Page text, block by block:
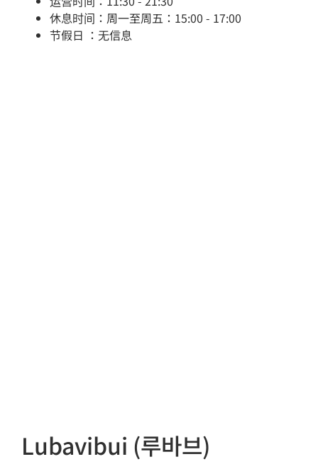
休息时间：周一至周五：15:00 - 17:00
节假日 ：无信息
Lubavibui (루바브)